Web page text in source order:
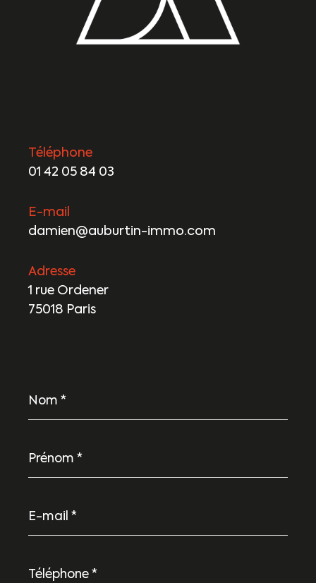
Téléphone
01 42 05 84 03
E-mail
damien@auburtin-immo.com
Adresse
1 rue Ordener
75018 Paris
*
*
mail
*